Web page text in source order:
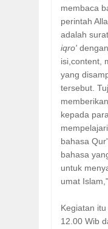
membaca
perintah
adalah
iqro'
isi,content,
yang
tersebut.
kepada
bahasa
bahasa
untuk
umat
Kegiatan
12.00 Wib